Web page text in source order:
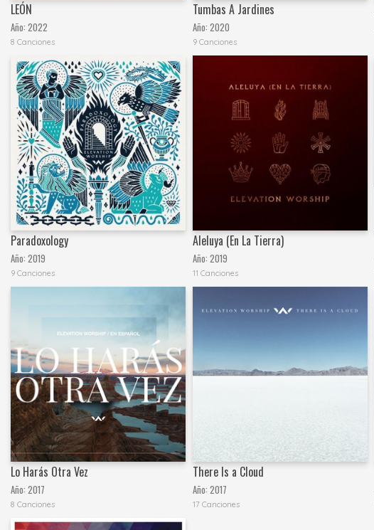
LEÓN
Año:2022
8 Canciones
Tumbas A Jardines
Año:2020
9 Canciones
Paradoxology
Año:2019
9 Canciones
Aleluya (En La Tierra)
Año:2019
11 Canciones
Lo Harás Otra Vez
Año:2017
8 Canciones
There Is a Cloud
Año:2017
17 Canciones